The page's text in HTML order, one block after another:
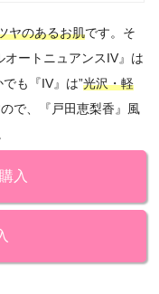
ヤのあるお肌です。そ
オートニュアンスIV』は
も『IV』は”光沢・軽
で、『戸田恵梨香』風
入